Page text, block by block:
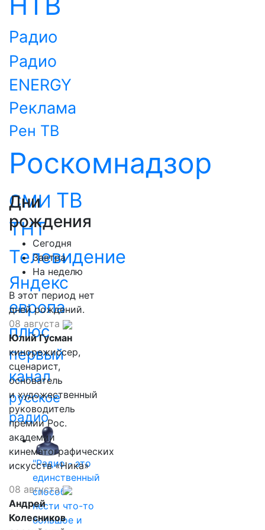
Радио
Радио
ENERGY
Реклама
Рен ТВ
Роскомнадзор
СМИ ТВ
ТНТ
Телевидение
Яндекс
европа
плюс
первый
канал
русское
радио
"Радио - это
единственный
способ
нести что-то
большое и
Дни
рождения
Сегодня
Завтра
На неделю
В этот период нет
дней рождений.
08 августа
Юлий Гусман
кинорежиссер,
сценарист,
основатель
и художественный
руководитель
премии Рос.
академии
кинематографических
искусств «Ника»
08 августа
Андрей
Колесников